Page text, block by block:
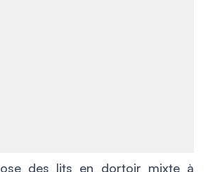
des lits en dortoir mixte à